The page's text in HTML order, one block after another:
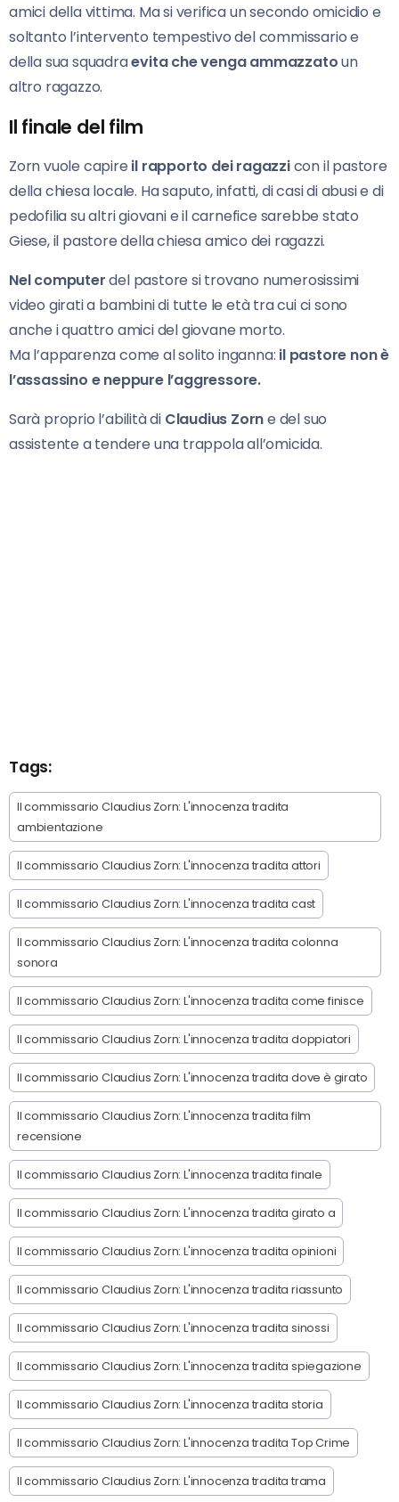
amici della vittima. Ma si verifica un secondo omicidio e
soltanto l’intervento tempestivo del commissario e
della sua squadraevita che venga ammazzatoun
altro ragazzo.
Il finale del film
Zorn vuole capire il rapporto dei ragazzicon il pastore
della chiesa locale. Ha saputo, infatti, di casi di abusi e di
pedofilia su altri giovani e il carnefice sarebbe stato
Giese, il pastore della chiesa amico dei ragazzi.
Nel computerdel pastore si trovano numerosissimi
video girati a bambini di tutte le età tra cui ci sono
anche i quattro amici del giovane morto.
Ma l’apparenza come al solito inganna: il pastore non è
l’assassino e neppure l’aggressore.
Sarà proprio l’abilità di Claudius Zorne del suo
assistente a tendere una trappola all’omicida.
Tags:
Il commissario Claudius Zorn: L'innocenza tradita
ambientazione
Il commissario Claudius Zorn: L'innocenza tradita attori
Il commissario Claudius Zorn: L'innocenza tradita cast
Il commissario Claudius Zorn: L'innocenza tradita colonna
sonora
Il commissario Claudius Zorn: L'innocenza tradita come finisce
Il commissario Claudius Zorn: L'innocenza tradita doppiatori
Il commissario Claudius Zorn: L'innocenza tradita dove è girato
Il commissario Claudius Zorn: L'innocenza tradita film
recensione
Il commissario Claudius Zorn: L'innocenza tradita finale
Il commissario Claudius Zorn: L'innocenza tradita girato a
Il commissario Claudius Zorn: L'innocenza tradita opinioni
Il commissario Claudius Zorn: L'innocenza tradita riassunto
Il commissario Claudius Zorn: L'innocenza tradita sinossi
Il commissario Claudius Zorn: L'innocenza tradita spiegazione
Il commissario Claudius Zorn: L'innocenza tradita storia
Il commissario Claudius Zorn: L'innocenza tradita Top Crime
Il commissario Claudius Zorn: L'innocenza tradita trama